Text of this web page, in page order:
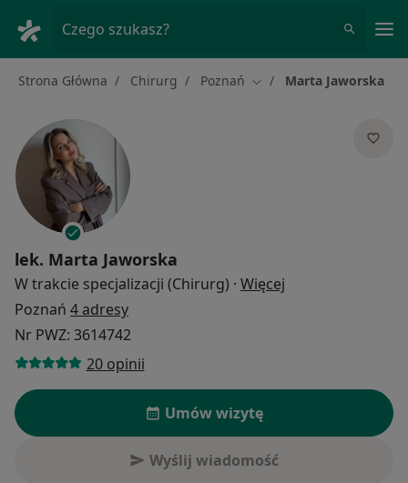
Czego szukasz?
Strona Główna Chirurg Poznań Zmień miasto
Marta Jaworska
lek. Marta Jaworska
W trakcie specjalizacji (Chirurg) · Więcej
Poznań 4 adresy
Nr PWZ: 3614742
20 opinii
Umów wizytę
Wyślij wiadomość